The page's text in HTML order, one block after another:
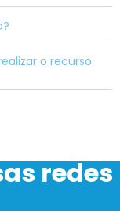
o recurso
redes